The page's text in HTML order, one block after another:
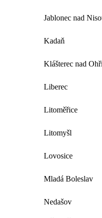
Jablonec nad
Kadaň
Klášterec nad
Liberec
Litoměřice
Litomyšl
Lovosice
Mladá Boleslav
Nedašov